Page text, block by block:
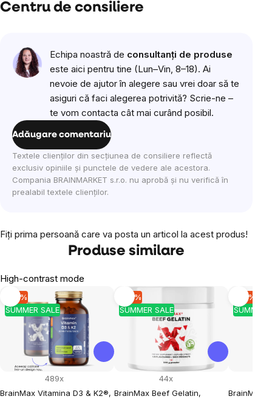
Centru de consiliere
Echipa noastră de consultanți de produse
este aici pentru tine (Lun–Vin, 8–18). Ai
nevoie de ajutor în alegere sau vrei doar să te
asiguri că faci alegerea potrivită? Scrie-ne –
te vom contacta cât mai curând posibil.
Adăugare comentariu
Textele clienților din secțiunea de consiliere reflectă
exclusiv opiniile și punctele de vedere ale acestora.
Compania BRAINMARKET s.r.o. nu aprobă și nu verifică în
prealabil textele clienților.
Fiţi prima persoană care va posta un articol la acest produs!
Produse similare
High-contrast mode
SUMMER SALE
-10 %
BrainMax Vitamina D3 & K2®,
489x
SUMMER SALE
-10 %
BrainMax Beef Gelatin,
44x
SUMMER
-10 %
BrainMax